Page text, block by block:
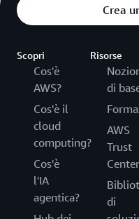
Crea
Scopri
Cos'è
AWS?
Cos'è il
cloud
computing?
Cos'è
l'IA
agentica?
Risorse
di
AWS
Trust
Center
di